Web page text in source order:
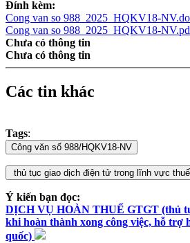
Đính kèm:
Cong van so 988_2025_HQKV18-
Cong van so 988_2025_HQKV18-
Chưa có thông tin
Chưa có thông tin
Các tin khác
Tags:
Ý kiến bạn đọc:
DỊCH VỤ HOÀN THUẾ GTGT (thủ
khi hoàn thành xong công việc, hỗ trợ
quốc)